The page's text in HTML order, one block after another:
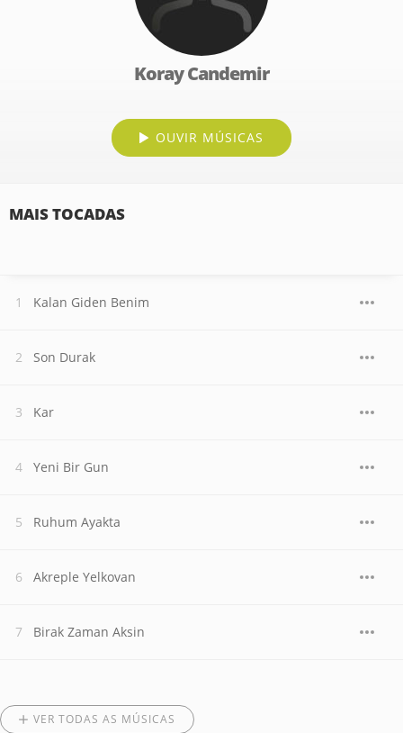
Koray Candemir
OUVIR MÚSICAS
MAIS TOCADAS
Kalan Giden Benim
Son Durak
Kar
Yeni Bir Gun
Ruhum Ayakta
Akreple Yelkovan
Birak Zaman Aksin
VER TODAS AS MÚSICAS